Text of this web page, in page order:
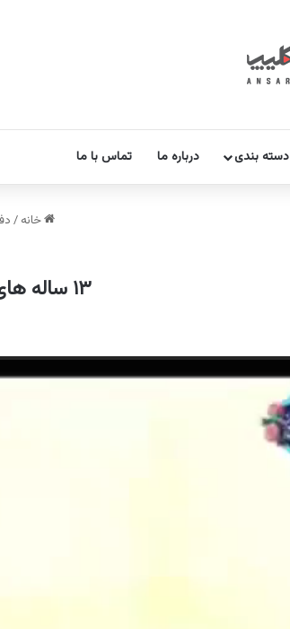
دسته بندی درباره ما تماس با ما
خانه /
۱۳ ساله های جنگ دفاع مقدس و جنگ ۱۲ روزه را بشناسید